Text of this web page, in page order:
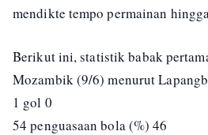
mendikte tempo permainan
Berikut ini, statistik babak
Mozambik (9/6) menurut
1 gol 0
54 penguasaan bola (%) 46